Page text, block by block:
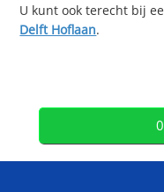
U kunt ook terecht bij
Delft Hoflaan.